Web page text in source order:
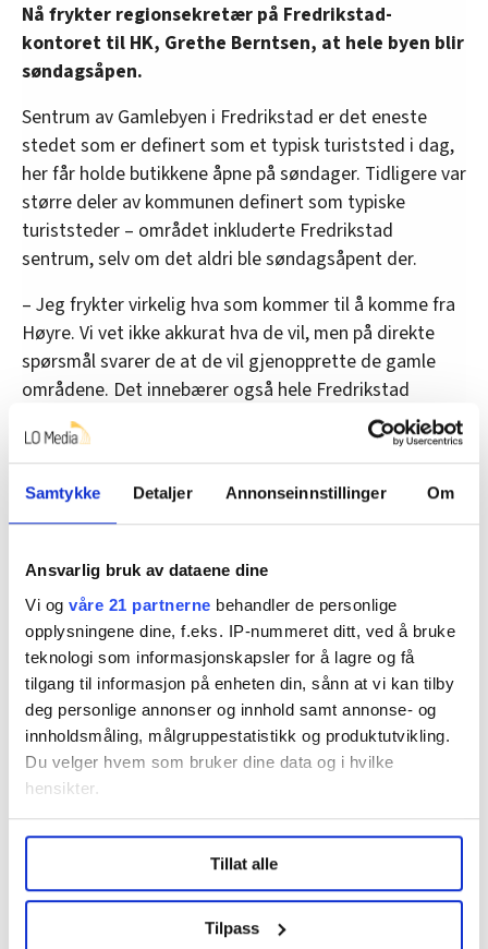
Samtykke Detaljer Annonseinnstillinger Om
Ansvarlig bruk av dataene dine
Vi og våre 21 partnerne behandler de personlige
opplysningene dine, f.eks. IP-nummeret ditt, ved å bruke
teknologi som informasjonskapsler for å lagre og få
tilgang til informasjon på enheten din, sånn at vi kan tilby
deg personlige annonser og innhold samt annonse- og
innholdsmåling, målgruppestatistikk og produktutvikling.
Du velger hvem som bruker dine data og i hvilke
hensikter.
Undermer infokan du lese om hvordan dine personlige
data behandles og hvordan du kan velge hvordan de skal
brukes. Du kan hele tiden endre eller trekke tilbake ditt
samtykke fra erklæringen om informasjonskapsler.
Tillat alle
Tilpass
Nå frykter regionsekretær på Fredrikstad-
kontoret til HK, Grethe Berntsen, at hele byen blir
søndagsåpen.
Sentrum av Gamlebyen i Fredrikstad er det eneste
stedet som er definert som et typisk turiststed i dag,
her får holde butikkene åpne på søndager. Tidligere var
større deler av kommunen definert som typiske
turiststeder – området inkluderte Fredrikstad
sentrum, selv om det aldri ble søndagsåpent der.
– Jeg frykter virkelig hva som kommer til å komme fra
Høyre. Vi vet ikke akkurat hva de vil, men på direkte
spørsmål svarer de at de vil gjenopprette de gamle
områdene. Det innebærer også hele Fredrikstad
sentrum, sier Berntsen.
Søndagsåpne butikker skal være en del av
hundredagers-planen til Fredrikstad Høyre – altså hva
de vil få til de første hundre dagene med makta i
I forkant av valget svarte Ap at de også var positive til
å definere Fredrikstad som et typisk turiststed. Ifølge
Berntsen har HK avklart dette med Ap, og paritet
ønsker å beholde statusen slik den er i dag.